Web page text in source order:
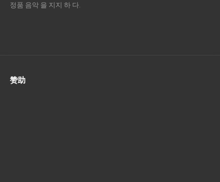
정품 음악 을 지지 하 다.
赞助